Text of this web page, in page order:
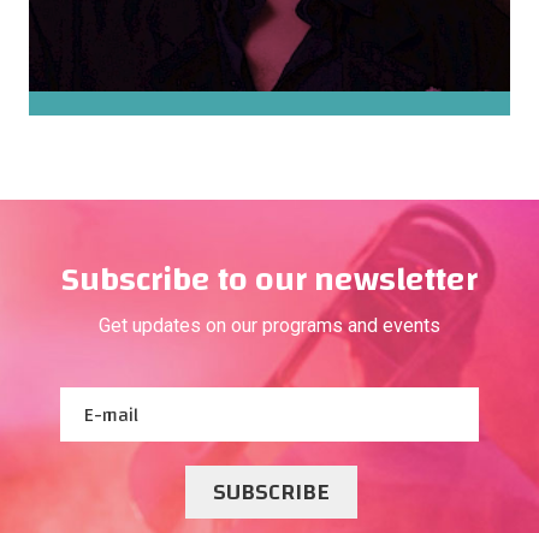
Subscribe to our newsletter
Get updates on our programs and events
SUBSCRIBE